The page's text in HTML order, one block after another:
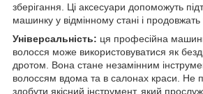
зберігання. Ці аксесуари допоможуть
машинку у відмінному стані і продовжать
Універсальність: ця професійна
волосся може використовуватися як
дротом. Вона стане незамінним
волоссям вдома та в салонах краси. Не
здобути якісний інструмент, який